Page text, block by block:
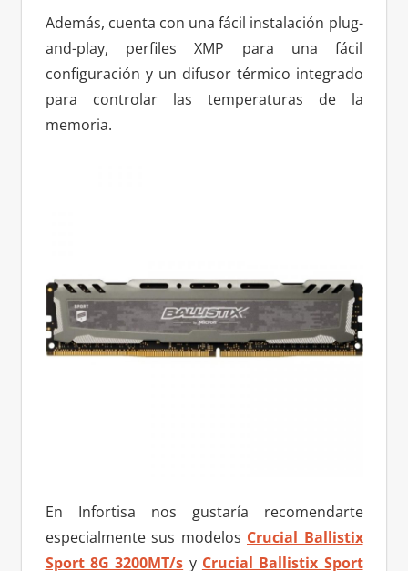
Además, cuenta con una fácil instalación plug-
and-play, perfiles XMP para una fácil
configuración y un difusor térmico integrado
para controlar las temperaturas de la
memoria.
En Infortisa nos gustaría recomendarte
especialmente sus modelos Crucial Ballistix
Sport 8G 3200MT/s y Crucial Ballistix Sport